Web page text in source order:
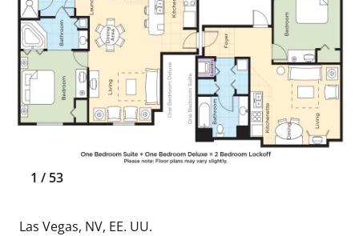
1 / 53
Las Vegas, NV, EE. UU.